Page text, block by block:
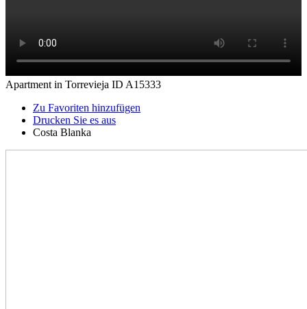
Apartment in Torrevieja ID A15333
Zu Favoriten hinzufügen
Drucken Sie es aus
Costa Blanka